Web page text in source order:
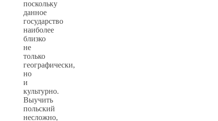
поскольку
данное
государство
наиболее
близко
не
только
географически,
но
и
культурно.
Выучить
польский
несложно,